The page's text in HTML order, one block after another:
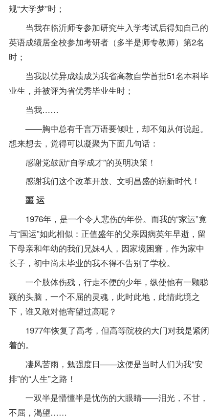
规“大学梦”时；
当我在临沂师专参加研究生入学考试后得知自己的
英语成绩居全校参加考研者（多半是师专教师）第2名
时；
当我以优异成绩成为我省高教自学首批51名本科毕
业生 ，并被评为省优秀毕业生时；
当我……
——胸中总有千言万语要倾吐，却不知从何说起。
想来想去，觉得可以凝聚为下面几句话：
感谢党鼓励“自学成才”的英明决策！
感谢我们这个改革开放、文明昌盛的崭新时代！
噩 运
1976年，是一个令人悲伤的年份。而我的“家运”竟
与“国运”如此相似：正值盛年的父亲因病英年早逝，留
下母亲和年幼的我们兄妹4人，因家境困窘，作为家中
长子，初中尚未毕业的我不得不告别了学校。
一个肢体伤残，行走不便的少年，纵使他有一颗聪
颖的头脑，一个不屈的灵魂，此时此地，此情此境之
下，谁又敢对他寄望过高呢？
1977年恢复了高考，但高等院校的大门对我是紧闭
着的。
凄风苦雨，勉强度日——这便是当时人们为我“安
排”的“人生”之路！
一双半是懵懂半是忧伤的大眼睛——泪光，不甘，
不屈，渴望……